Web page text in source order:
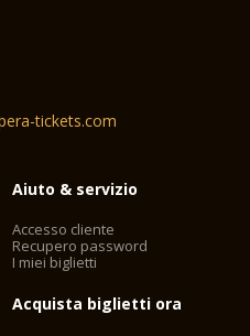
tickets.com
Aiuto & servizio
Accesso cliente
Recupero password
I miei biglietti
Acquista biglietti ora